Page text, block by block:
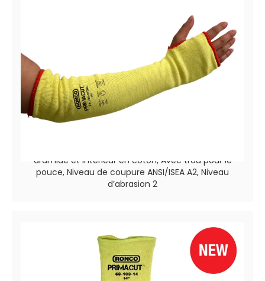
aramide et intérieur en coton, Avec trou pour le
pouce, Niveau de coupure ANSI/ISEA A2, Niveau
d’abrasion 2